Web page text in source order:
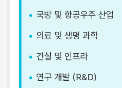
국방 및 항공우주 산업
의료 및 생명 과학
건설 및 인프라
연구 개발 (R&D)